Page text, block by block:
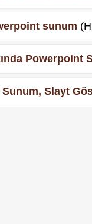
sunum
Powerpoint
Slayt